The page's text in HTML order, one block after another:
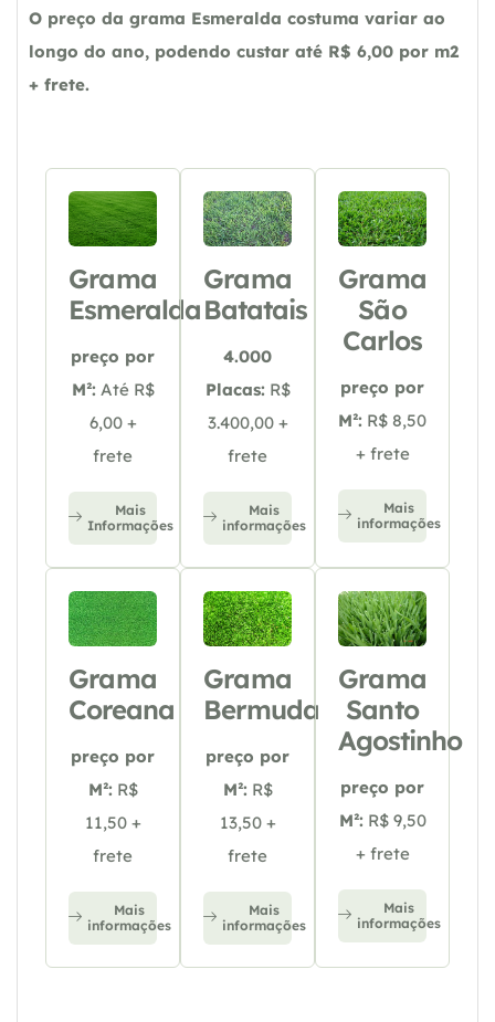
O preço da grama Esmeralda costuma variar ao
longo do ano, podendo custar até R$ 6,00 por m2
+ frete.
Grama
Esmeralda
preço por
M²: Até R$
6,00 +
frete
Mais
Informações
Grama
Batatais
4.000
Placas: R$
3.400,00 +
frete
Mais
informações
Grama
São
Carlos
preço por
M²: R$ 8,50
+ frete
Mais
informações
Grama
Coreana
preço por
M²: R$
11,50 +
frete
Mais
informações
Grama
Bermuda
preço por
M²: R$
13,50 +
frete
Mais
informações
Grama
Santo
Agostinho
preço por
M²: R$ 9,50
+ frete
Mais
informações